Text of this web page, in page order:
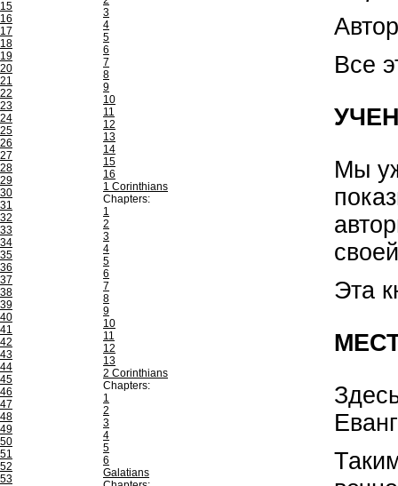
15
16
17
18
19
20
21
22
23
24
25
26
27
28
29
30
31
32
33
34
35
36
37
38
39
40
41
42
43
44
45
46
47
48
49
50
51
52
53
3
4
5
6
7
8
9
10
11
12
13
14
15
16
1 Corinthians
Chapters:
1
2
3
4
5
6
7
8
9
10
11
12
13
2 Corinthians
Chapters:
1
2
3
4
5
6
Galatians
Все
Мы
Эта